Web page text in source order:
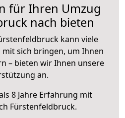
für Ihren Umzug
nach bieten
kann viele
sich bringen, um Ihnen
– bieten wir Ihnen unsere
an.
8 Jahre Erfahrung mit
Fürstenfeldbruck.